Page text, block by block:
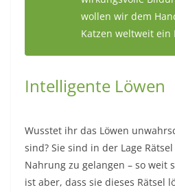
wollen wir dem
Katzen weltweit ein
Intelligente Löwen
Wusstet ihr das Löwen
sind? Sie sind in der Lage
Nahrung zu gelangen – so weit
ist aber, dass sie dieses Rätsel